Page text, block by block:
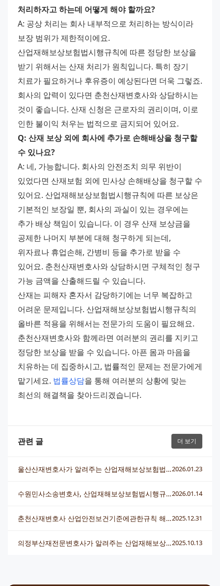
처리하자고 하는데 어떻게 해야 할까요?
A: 공상 처리는 회사 내부적으로 처리하는 방식이라
보장 범위가 제한적이에요.
산업재해보상보험법시행규칙에 따른 정당한 보상을
받기 위해서는 산재 처리가 원칙입니다. 특히 장기
치료가 필요하거나 후유증이 예상된다면 더욱 그렇죠.
회사의 압력이 있다면 춘천산재변호사와 상담하시는
것이 좋습니다. 산재 신청은 근로자의 권리이며, 이로
인한 불이익 처우는 법적으로 금지되어 있어요.
Q: 산재 보상 외에 회사에 추가로 손해배상을 청구할
수 있나요?
A: 네, 가능합니다. 회사의 안전조치 의무 위반이
있었다면 산재보험 외에 민사상 손해배상을 청구할 수
있어요. 산업재해보상보험법시행규칙에 따른 보상은
기본적인 보장일 뿐, 회사의 과실이 있는 경우에는
추가 배상 책임이 있습니다. 이 경우 산재 보상금을
공제한 나머지 부분에 대해 청구하게 되는데,
위자료나 휴업손해, 간병비 등을 추가로 받을 수
있어요. 춘천산재변호사와 상담하시면 구체적인 청구
가능 금액을 산출해드릴 수 있습니다.
산재는 피해자 혼자서 감당하기에는 너무 복잡하고
어려운 문제입니다. 산업재해보상보험법시행규칙의
올바른 적용을 위해서는 전문가의 도움이 필요해요.
춘천산재변호사와 함께라면 여러분의 권리를 지키고
정당한 보상을 받을 수 있습니다. 아픈 몸과 마음을
치유하는 데 집중하시고, 법률적인 문제는 전문가에게
맡기세요. 법률상담을 통해 여러분의 상황에 맞는
최선의 해결책을 찾아드리겠습니다.
관련 글 더 보기
울산산재변호사가 알려주는 산업재해보상보험법시행규칙의 모든 것2026.01.23
수원민사소송변호사, 산업재해보상보험법시행규칙 관련 소송 전략과 해결책2026.01.14
춘천산재변호사 산업안전보건기준에관한규칙 해석과 실전 대응법2025.12.31
의정부산재전문변호사가 알려주는 산업재해보상보험법시행규칙 핵심 정보2025.10.13